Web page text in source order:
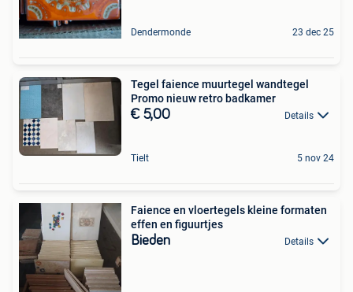
Dendermonde 23 dec 25
Tegel faience muurtegel wandtegel
Promo nieuw retro badkamer
€ 5,00 Details
Tielt 5 nov 24
Faience en vloertegels kleine formaten
effen en figuurtjes
Bieden Details